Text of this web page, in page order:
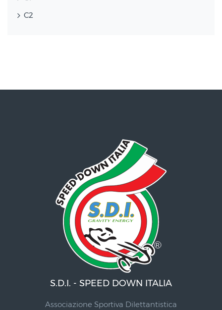
C2
S.D.I. - SPEED DOWN ITALIA
Associazione Sportiva Dilettantistica